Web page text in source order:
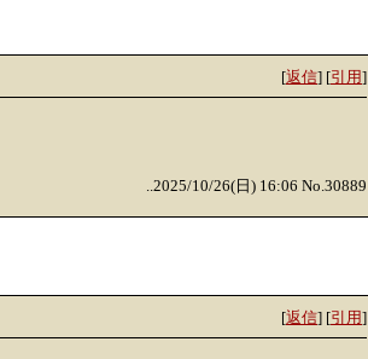
[返信] [引用]
..2025/10/26(日) 16:06 No.30889
[返信] [引用]